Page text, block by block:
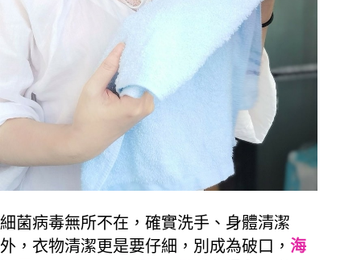
細菌病毒無所不在，確實洗手、身體清潔
外，衣物清潔更是要仔細，別成為破口， 海